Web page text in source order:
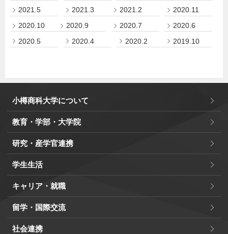
2021.5
2021.3 2021.2
2020.11
2020.10
2020.9 2020.7
2020.6
2020.5
2020.4 2020.2 2019.10
小樽商科大学について
教育・学部・大学院
研究・産学官連携
学生生活
キャリア・就職
留学・国際交流
社会連携